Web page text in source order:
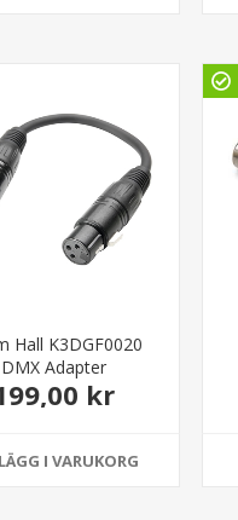
Hall K3DGF0020
DMX Adapter
kr
LÄGG I VARUKORG